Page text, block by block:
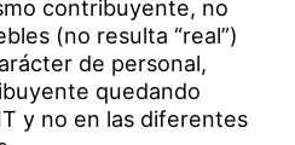
contribuyente, no
(no resulta “real”)
de personal,
quedando
y no en las diferentes